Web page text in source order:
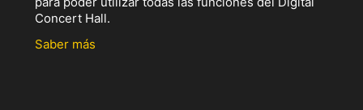
Concert Hall.
Saber más